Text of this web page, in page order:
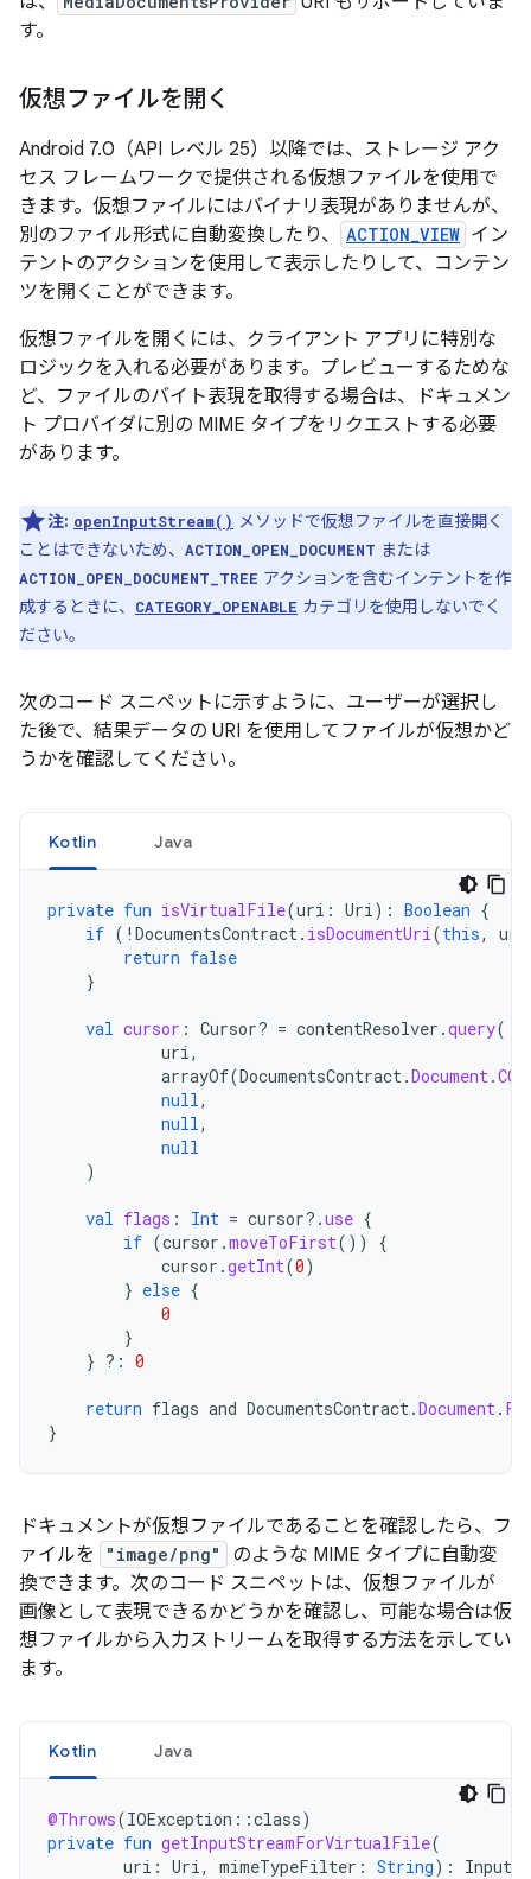
す。
仮想ファイルを開く
Android 7.0（API レベル 25）以降では、ストレージ アク
セス フレームワークで提供される仮想ファイルを使用で
きます。仮想ファイルにはバイナリ表現がありませんが、
別のファイル形式に自動変換したり、
ACTION_VIEW イン
テントのアクションを使用して表示したりして、コンテン
ツを開くことができます。
仮想ファイルを開くには、クライアント アプリに特別な
ロジックを入れる必要があります。プレビューするためな
ど、ファイルのバイト表現を取得する場合は、ドキュメン
ト プロバイダに別の MIME タイプをリクエストする必要
があります。
注: openInputStream() メソッドで仮想ファイルを直接開く
ことはできないため、 ACTION_OPEN_DOCUMENT または
ACTION_OPEN_DOCUMENT_TREE アクションを含むインテントを作
成するときに、
CATEGORY_OPENABLE カテゴリを使用しないでく
ださい。
次のコード スニペットに示すように、ユーザーが選択し
た後で、結果データの URI を使用してファイルが仮想かど
うかを確認してください。
Kotlin Java
private fun isVirtualFile(uri : Uri): Boolean {
if ( ! DocumentsContract. isDocumentUri(this, uri
return false
}
val cursor : Cursor? = contentResolver .query(
uri,
arrayOf(DocumentsContract.Document.
null,
null,
null
)
val flags : Int = cursor?.use {
if (cursor .moveToFirst())
{
cursor .getInt(0)
} else {
0
}
} ?: 0
return flags and DocumentsContract.Document.
}
ドキュメントが仮想ファイルであることを確認したら、フ
ァイルを
"image/png"
のような MIME タイプに自動変
換できます。次のコード スニペットは、仮想ファイルが
画像として表現できるかどうかを確認し、可能な場合は仮
想ファイルから入力ストリームを取得する方法を示してい
ます。
Kotlin Java
@Throws(IOException ::class)
private fun getInputStreamForVirtualFile(
uri : Uri, mimeTypeFilter : String):